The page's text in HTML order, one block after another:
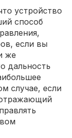
устройство
способ
если вы
же
дальность
случае, если